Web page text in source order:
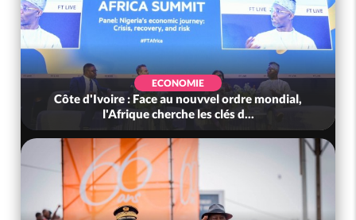
ECONOMIE
Côte d'Ivoire : Face au nouvvel ordre mondial,
l'Afrique cherche les clés d...